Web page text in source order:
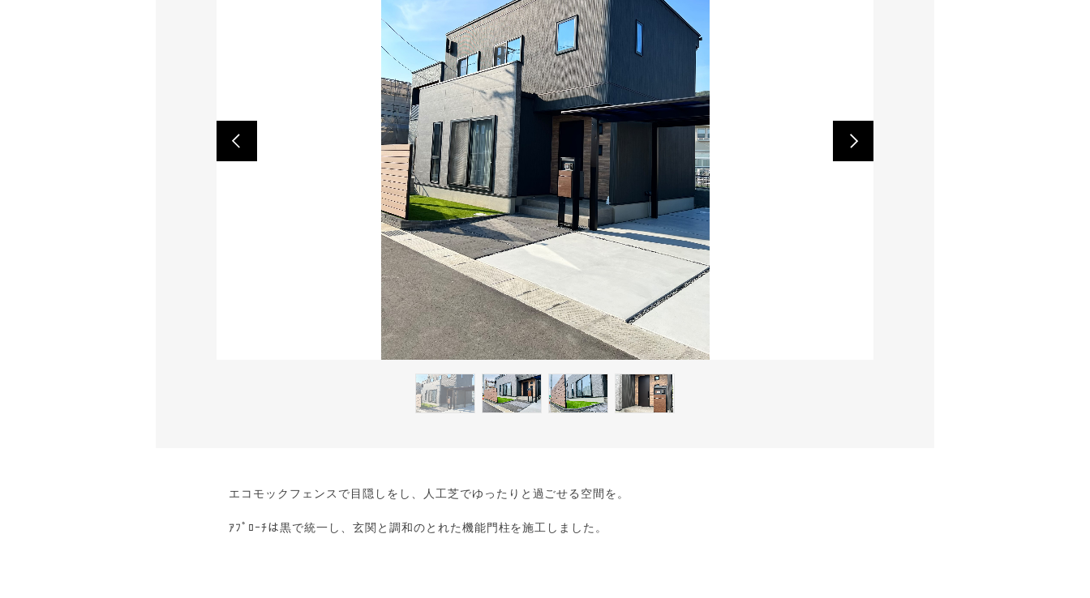
エコモックフェンスで目隠しをし、人工芝でゆったりと過ごせる空間を。
ｱﾌﾟﾛｰﾁは黒で統一し、玄関と調和のとれた機能門柱を施工しました。